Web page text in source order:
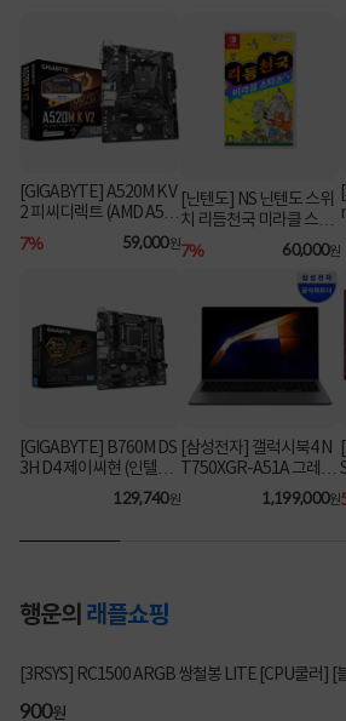
[GIGABYTE] A520M K V
2 피씨디렉트 (AMD A52
0/M-ATX) ⚡플래티넘 특
7% 59,000원
[닌텐도] NS 닌텐도 스위
치 리듬천국 미라클 스타
즈
7% 60,000원
[GIGABYTE] B760M DS
3H D4 제이씨현 (인텔B7
129,740원
[삼성전자] 갤럭시북4 N
T750XGR-A51A 그레이
(i5-1335U/16GB/256G
B/FD) [기본제품] [최대
1,199,000원
행운의 래플쇼핑
200원
3049명 참여
[3RSYS] RC1500 ARGB 쌍철봉 LITE [CPU쿨러] [
900원
200원
900원